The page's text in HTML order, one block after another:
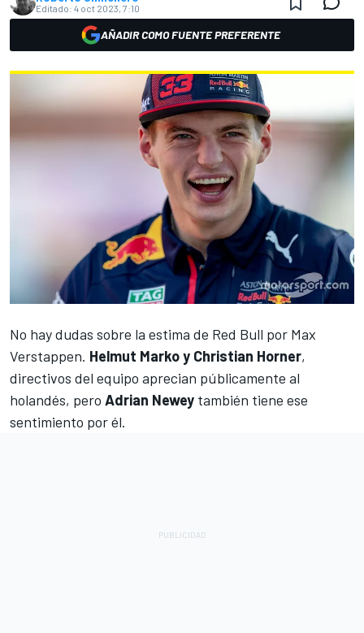
Editado: 4 oct 2023, 7:10
AÑADIR COMO FUENTE PREFERENTE
No hay dudas sobre la estima de Red Bull por Max
Verstappen. Helmut Marko y Christian Horner,
directivos del equipo aprecian públicamente al
holandés, pero Adrian Newey también tiene ese
sentimiento por él.